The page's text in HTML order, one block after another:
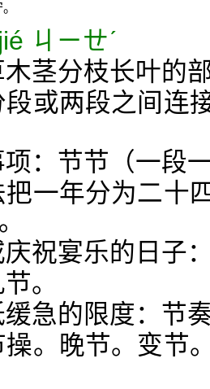
jié ㄐㄧㄝˊ
茎分枝长叶的
或两段之间连
：节节（一段
一年分为二十
祝宴乐的日子
。
急的限度：节
。晚节。变节